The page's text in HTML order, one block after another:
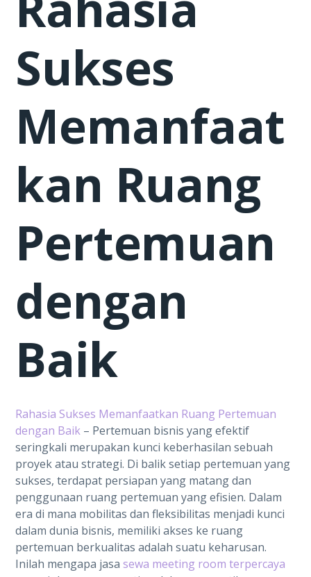
Sukses
Memanfaat
kan Ruang
Pertemuan
dengan
Baik
Rahasia Sukses Memanfaatkan Ruang Pertemuan
dengan Baik – Pertemuan bisnis yang efektif
seringkali merupakan kunci keberhasilan sebuah
proyek atau strategi. Di balik setiap pertemuan yang
sukses, terdapat persiapan yang matang dan
penggunaan ruang pertemuan yang efisien. Dalam
era di mana mobilitas dan fleksibilitas menjadi kunci
dalam dunia bisnis, memiliki akses ke ruang
pertemuan berkualitas adalah suatu keharusan.
Inilah mengapa jasasewa meeting room terpercaya